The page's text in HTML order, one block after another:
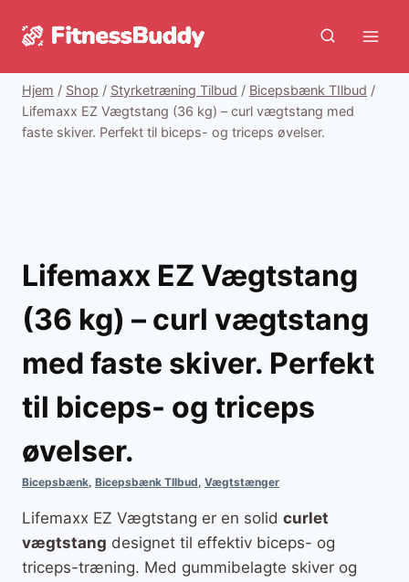
Hjem / Shop / Styrketræning Tilbud / Bicepsbænk TIlbud /
Lifemaxx EZ Vægtstang (36 kg) – curl vægtstang med
faste skiver. Perfekt til biceps- og triceps øvelser.
Lifemaxx EZ Vægtstang
(36 kg) – curl vægtstang
med faste skiver. Perfekt
til biceps- og triceps
øvelser.
Bicepsbænk, Bicepsbænk TIlbud, Vægtstænger
Lifemaxx EZ Vægtstang er en solid curlet
vægtstang designet til effektiv biceps- og
triceps-træning. Med gummibelagte skiver og